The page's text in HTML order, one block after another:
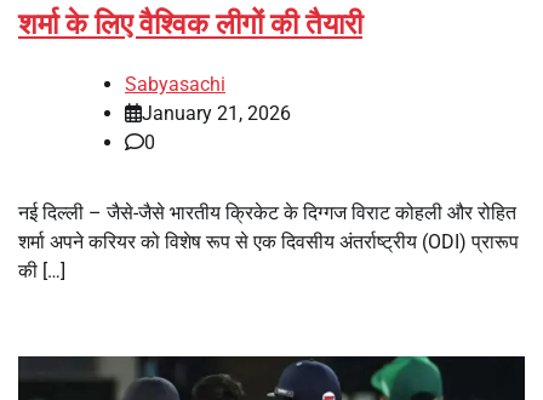
शर्मा के लिए वैश्विक लीगों की तैयारी
Sabyasachi
January 21, 2026
0
नई दिल्ली – जैसे-जैसे भारतीय क्रिकेट के दिग्गज विराट कोहली और रोहित
शर्मा अपने करियर को विशेष रूप से एक दिवसीय अंतर्राष्ट्रीय (ODI) प्रारूप
की […]